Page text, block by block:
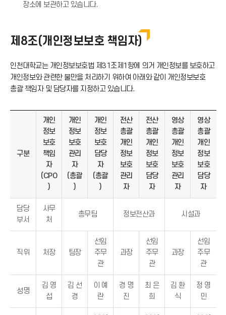
장소에 보관하고 있습니다.
제8조(개인정보보호 책임자)
인천대학교는 개인정보보호법 제31조제1항에 의거 개인정보를 보호하고
개인정보와 관련한 불만을 처리하기 위하여 아래와 같이 개인정보보호
총괄 책임자 및 담당자를 지정하고 있습니다.
구분
개인
정보
보호
책임
자
(CPO
)
개인
정보
보호
관리
자
(총괄
)
개인
정보
보호
담당
자
(총괄
)
전산
총괄
개인
정보
보호
관리
자
전산
총괄
개인
정보
보호
담당
자
영상
총괄
개인
정보
보호
관리
자
영상
총괄
개인
정보
보호
담당
자
담당
부서
사무
처
총무팀 정보전산과 시설과
직위 처장 팀장
선임
주무
관
과장
선임
주무
관
과장
선임
주무
관
성명
김 영
섭
김 선
경
이 예
란
경 명
진
최 은
희
김 환
식
정 영
민